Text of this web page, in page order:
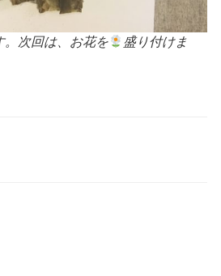
。次回は、お花を
盛り付けま